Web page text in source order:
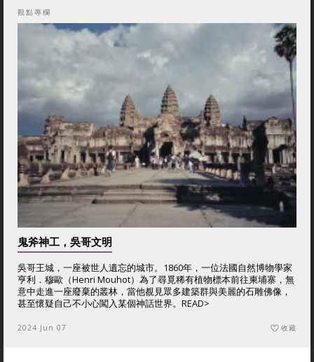
觀點專欄
鬼斧神工，吳哥文明
吳哥王城，一座被世人遺忘的城市。1860年，一位法國自然博物學家
亨利．穆歐（Henri Mouhot）為了尋覓稀有植物標本前往柬埔寨，無
意中走進一座廢棄的叢林，當他覩見眾多建築群與美麗的石雕佛像，
甚至懷疑自己不小心闖入某個神話世界。 READ>
2024 Jun 07 收藏